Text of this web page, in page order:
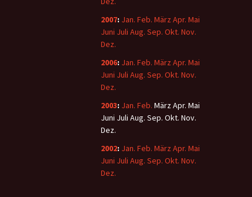
2007: Jan. Feb. März Apr. Mai
Juni Juli Aug. Sep. Okt. Nov.
Dez.
2006: Jan. Feb. März Apr. Mai
Juni Juli Aug. Sep. Okt. Nov.
Dez.
2003: Jan. Feb. MärzApr. Mai
Juni Juli Aug. Sep. Okt. Nov.
Dez.
2002: Jan. Feb. März Apr. Mai
Juni Juli Aug. Sep. Okt. Nov.
Dez.